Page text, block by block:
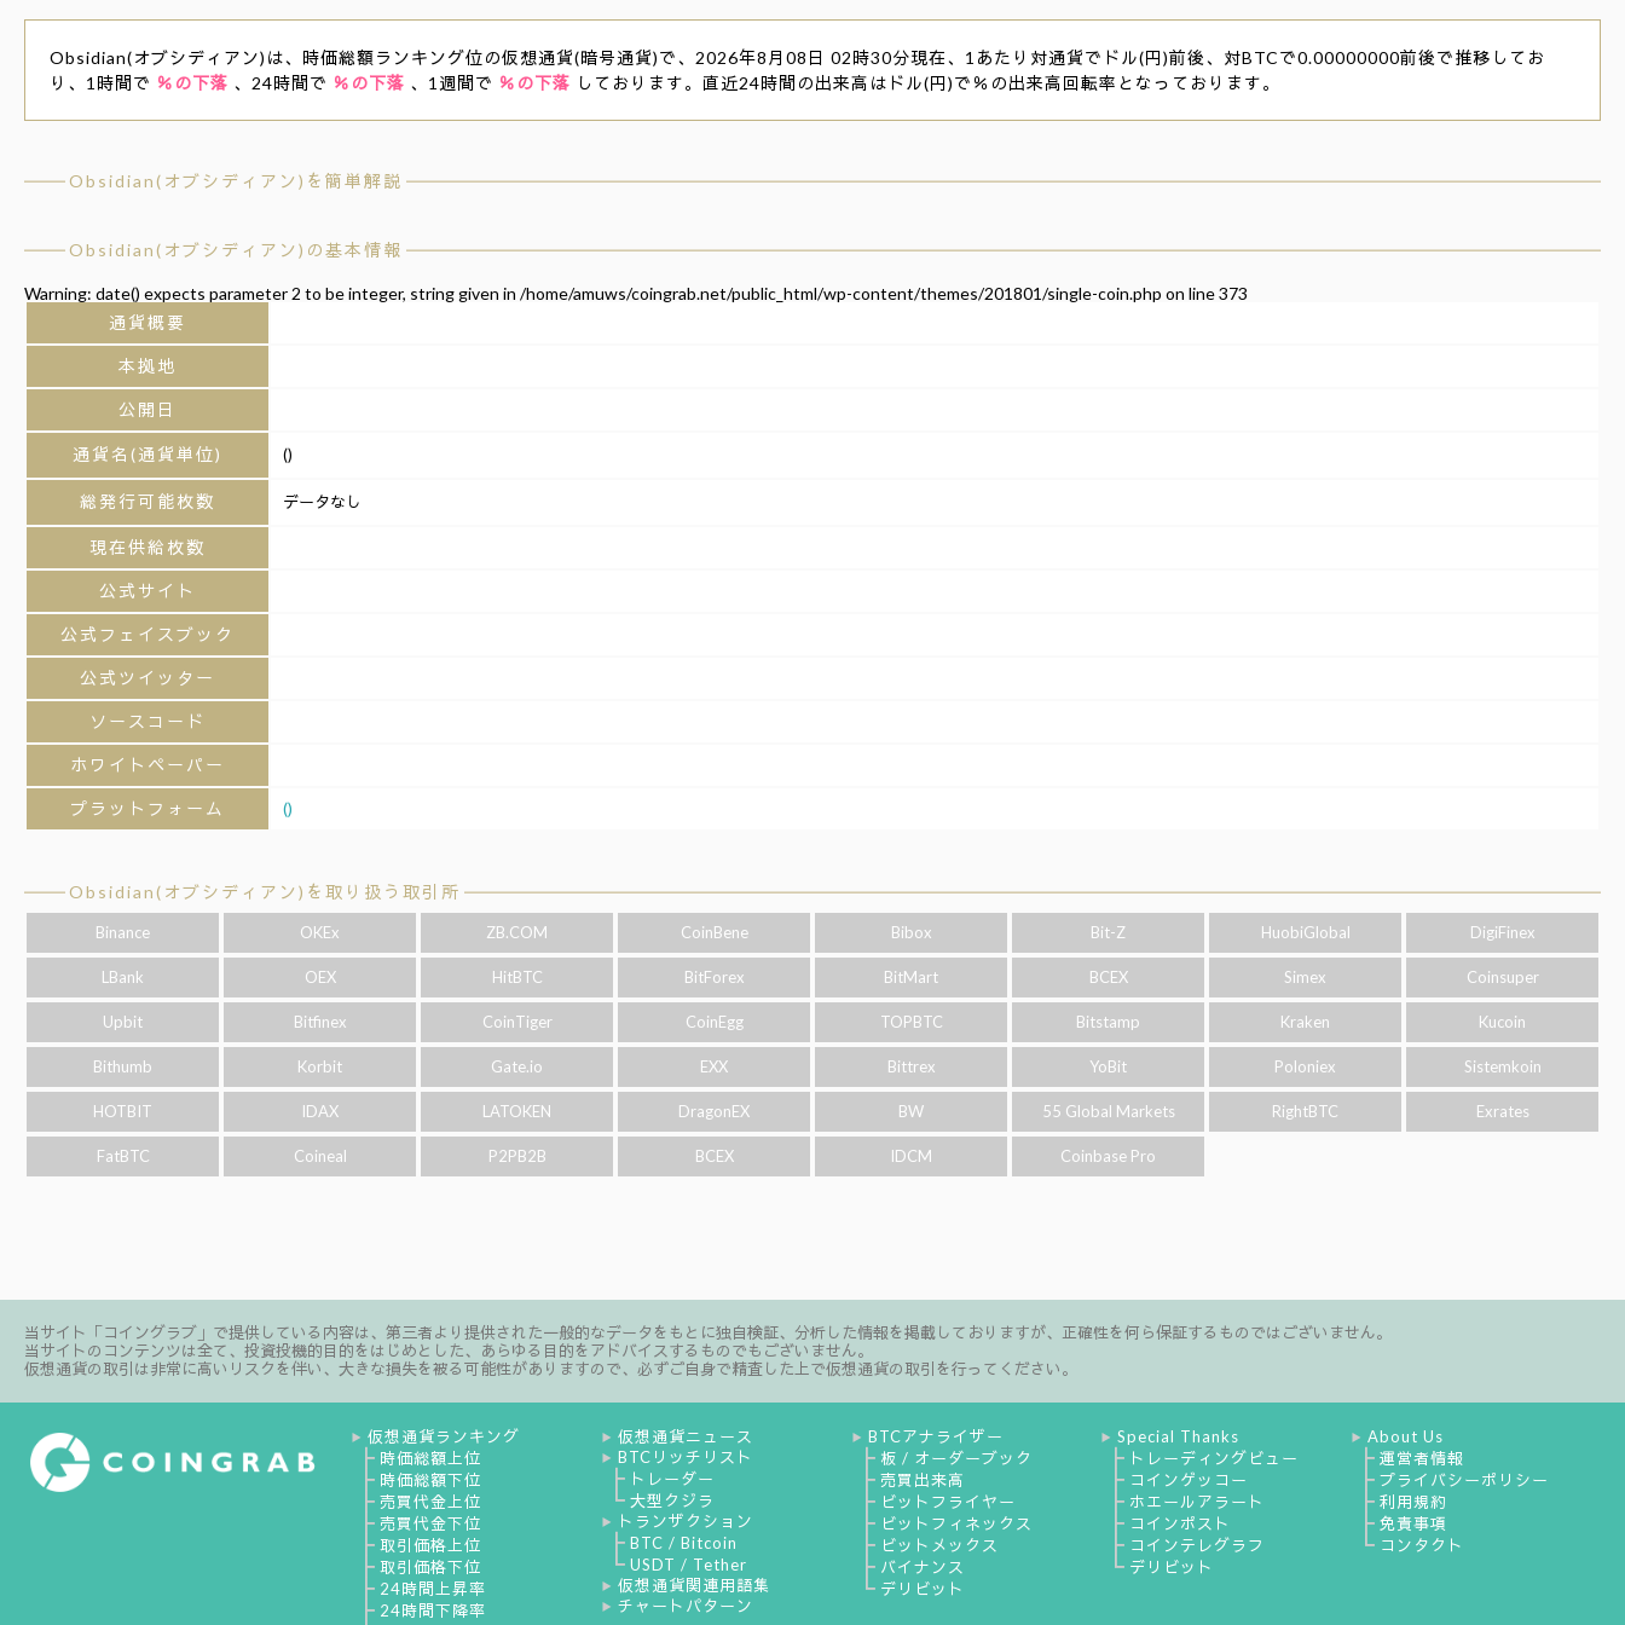
Obsidian(オブシディアン)は、時価総額ランキング位の仮想通貨(暗号通貨)で、2026年8月08日 02時30分現在、1あたり対通貨でドル(円)前後、対BTCで0.00000000前後で推移してお
り、1時間で ％の下落 、24時間で ％の下落 、1週間で ％の下落 しております。直近24時間の出来高はドル(円)で％の出来高回転率となっております。
Obsidian(オブシディアン)を簡単解説
Obsidian(オブシディアン)の基本情報
Warning: date() expects parameter 2 to be integer, string given in /home/amuws/coingrab.net/public_html/wp-content/themes/201801/single-coin.php on line373
通貨概要
本拠地
公開日
通貨名(通貨単位) ()
総発行可能枚数 データなし
現在供給枚数
公式サイト
公式フェイスブック
公式ツイッター
ソースコード
ホワイトペーパー
プラットフォーム ()
Obsidian(オブシディアン)を取り扱う取引所
Binance OKEx ZB.COM CoinBene Bibox Bit-Z HuobiGlobal DigiFinex
LBank OEX HitBTC BitForex BitMart BCEX Simex Coinsuper
Upbit Bitfinex CoinTiger CoinEgg TOPBTC Bitstamp Kraken Kucoin
Bithumb Korbit Gate.io EXX Bittrex YoBit Poloniex Sistemkoin
HOTBIT IDAX LATOKEN DragonEX BW 55 Global Markets RightBTC Exrates
FatBTC Coineal P2PB2B BCEX IDCM Coinbase Pro
当サイト「コイングラブ」で提供している内容は、第三者より提供された一般的なデータをもとに独自検証、分析した情報を掲載しておりますが、正確性を何ら保証するものではございません。
当サイトのコンテンツは全て、投資投機的目的をはじめとした、あらゆる目的をアドバイスするものでもございません。
仮想通貨の取引は非常に高いリスクを伴い、大きな損失を被る可能性がありますので、必ずご自身で精査した上で仮想通貨の取引を行ってください。
▶ 仮想通貨ランキング
┣ 時価総額上位
┣ 時価総額下位
┣ 売買代金上位
┣ 売買代金下位
┣ 取引価格上位
┣ 取引価格下位
┣ 24時間上昇率
┣ 24時間下降率
▶ 仮想通貨ニュース
▶ BTCリッチリスト
┣ トレーダー
┗ 大型クジラ
▶ トランザクション
┣ BTC / Bitcoin
┗ USDT / Tether
▶ 仮想通貨関連用語集
▶ チャートパターン
▶ BTCアナライザー
┣ 板 / オーダーブック
┣ 売買出来高
┣ ビットフライヤー
┣ ビットフィネックス
┣ ビットメックス
┣ バイナンス
┗ デリビット
▶ Special Thanks
┣ トレーディングビュー
┣ コインゲッコー
┣ ホエールアラート
┣ コインポスト
┣ コインテレグラフ
┗ デリビット
▶ About Us
┣ 運営者情報
┣ プライバシーポリシー
┣ 利用規約
┣ 免責事項
┗ コンタクト